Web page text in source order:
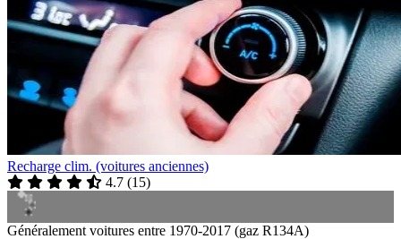
Recharge clim. (voitures anciennes)
4.7 (15)
Généralement voitures entre 1970-2017 (gaz R134A)